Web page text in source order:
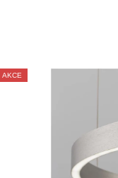
AKCE